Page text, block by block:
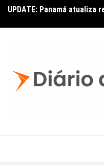
UPDATE: Panamá